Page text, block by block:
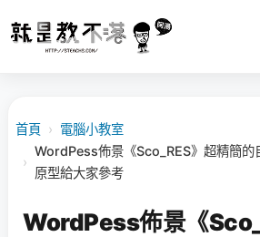
首頁 › 電腦小教室
›
WordPess佈景《Sco_RES》超精簡的
原型給大家參考
WordPess佈景《